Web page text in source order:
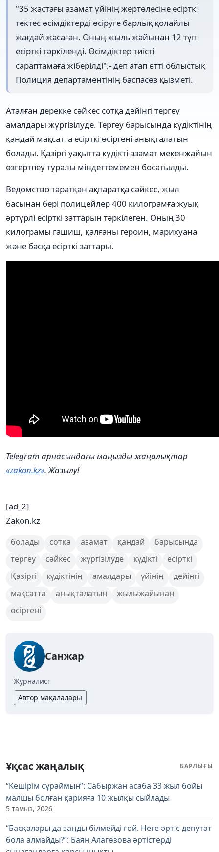
"35 жастағы азамат үйінің жертөлесіне есірткі
тектес өсімдіктерді өсіруге барлық қолайлы
жағдай жасаған. Оның жылыжайынан 12 түп
есірткі тәркіленді. Өсімдіктер тиісті
сараптамаға жіберілді",- деп атап өтті облыстық
Полиция департаментінің баспасөз қызметі.
Аталған дерекке сәйкес сотқа дейінгі тергеу
амалдары жүргізілуде. Тергеу барысында күдіктінің
қандай мақсатта есірткі өсіргені анықталатын
болады. Қазіргі уақытта күдікті азамат мекенжайын
өзгертпеу туралы міндеттемемен босатылды.
Ведомство таратқан ақпаратқа сәйкес, жыл
басынан бері полицейлер 400 килограмға жуық
әртүрлі есірткі заттарын тәркілеген. Оның 30
килограмы гашиш, қалғаны героин, марихуана
және басқа есірткі заттары.
Telegram арнасындағы маңызды жаңалықтар
«zakon.kz». Жазылу!
[ad_2]
Zakon.kz
болады сотқа азамат қандай
барысында
тергеу
сәйкес жүргізілуде күдікті
есірткі
Қазіргі
күдіктінің амалдары үйінің
дейінгі
мақсатта
анықталатын
жылыжайынан
өсіргені
Санжар
Журналист
Автор мақалалары
Ұқсас жаңалық БАРЛЫҒЫ
“Кешірім сұраймын”: Сабыржан асаба 33 жыл бойы
малшы болған қарияға 10 жылқы сыйлады
5 тамыз, 2026
“Басқалары да заңды білмейді ғой. Неге әртіс депутат
бола алмайды?”: Баян Алагөзова әртістерді